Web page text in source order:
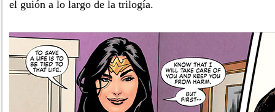
el guión a lo largo de la trilogía.